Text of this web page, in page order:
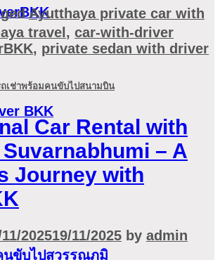
Ayutthaya private car with
travel , car-with-driver
, private sedan with driver
เช่าพร้อมคนขับไปสนามบิน
Car Rental with
– A
Journey with
202519/11/2025 by admin